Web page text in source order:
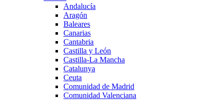
Andalucía
Aragón
Baleares
Canarias
Cantabria
Castilla y León
Castilla-La Mancha
Catalunya
Ceuta
Comunidad de Madrid
Comunidad Valenciana